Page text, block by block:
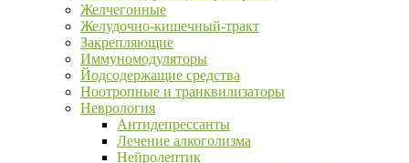
Желчегонные
Желудочно-кишечный-тракт
Закрепляющие
Иммуномодуляторы
Йодсодержащие средства
Ноотропные и транквилизаторы
Неврология
Антидепрессанты
Лечение алкоголизма
Нейролептик